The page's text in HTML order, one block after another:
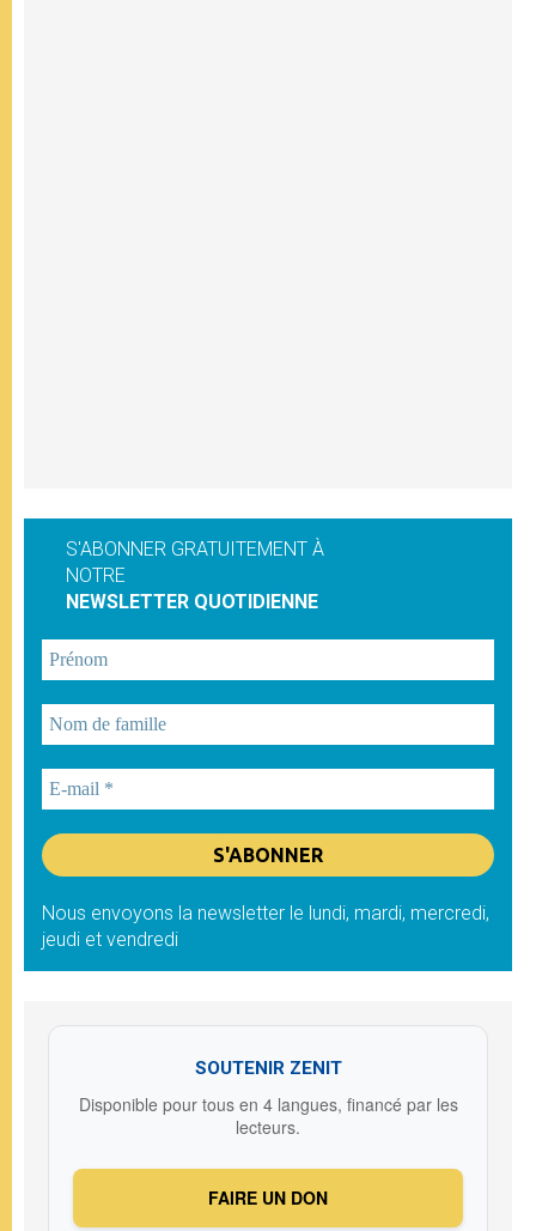
S'ABONNER GRATUITEMENT À
NOTRE
NEWSLETTER QUOTIDIENNE
Nous envoyons la newsletter le lundi, mardi, mercredi,
jeudi et vendredi
SOUTENIR ZENIT
Disponible pour tous en 4 langues, financé par les
lecteurs.
FAIRE UN DON